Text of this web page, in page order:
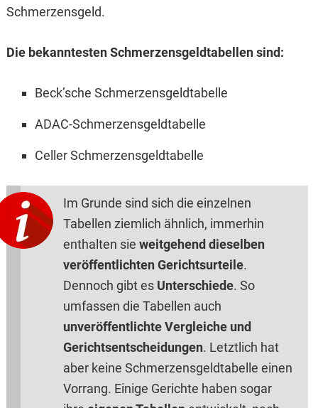
Schmerzensgeld.
Die bekanntesten Schmerzensgeldtabellen sind:
Beck’sche Schmerzensgeldtabelle
ADAC-Schmerzensgeldtabelle
Celler Schmerzensgeldtabelle
Im Grunde sind sich die einzelnen
Tabellen ziemlich ähnlich, immerhin
enthalten sie weitgehend dieselben
veröffentlichten Gerichtsurteile.
Dennoch gibt es Unterschiede. So
umfassen die Tabellen auch
unveröffentlichte Vergleiche und
Gerichtsentscheidungen. Letztlich hat
aber keine Schmerzensgeldtabelle einen
Vorrang. Einige Gerichte haben sogar